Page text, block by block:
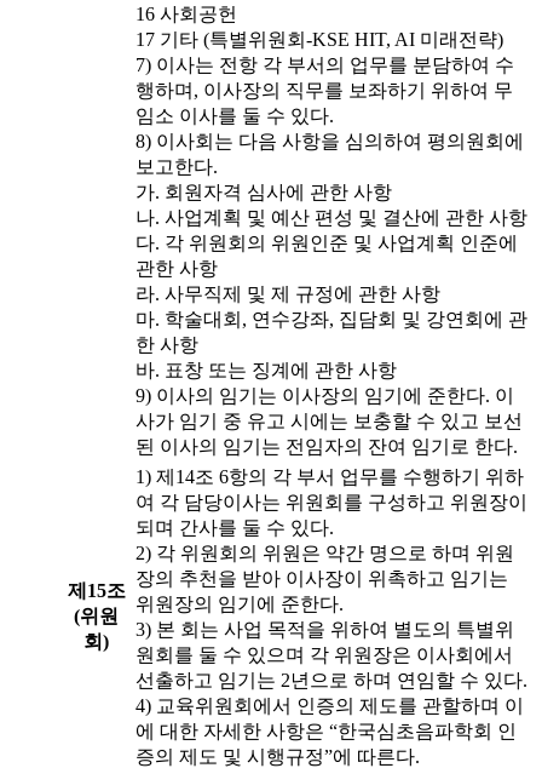
16 사회공헌
17 기타 (특별위원회-KSE HIT, AI 미래전략)
7) 이사는 전항 각 부서의 업무를 분담하여 수
행하며, 이사장의 직무를 보좌하기 위하여 무
임소 이사를 둘 수 있다.
8) 이사회는 다음 사항을 심의하여 평의원회에
보고한다.
가. 회원자격 심사에 관한 사항
나. 사업계획 및 예산 편성 및 결산에 관한 사항
다. 각 위원회의 위원인준 및 사업계획 인준에
관한 사항
라. 사무직제 및 제 규정에 관한 사항
마. 학술대회, 연수강좌, 집담회 및 강연회에 관
한 사항
바. 표창 또는 징계에 관한 사항
9) 이사의 임기는 이사장의 임기에 준한다. 이
사가 임기 중 유고 시에는 보충할 수 있고 보선
된 이사의 임기는 전임자의 잔여 임기로 한다.
제15조
(위원
회)
1) 제14조 6항의 각 부서 업무를 수행하기 위하
여 각 담당이사는 위원회를 구성하고 위원장이
되며 간사를 둘 수 있다.
2) 각 위원회의 위원은 약간 명으로 하며 위원
장의 추천을 받아 이사장이 위촉하고 임기는
위원장의 임기에 준한다.
3) 본 회는 사업 목적을 위하여 별도의 특별위
원회를 둘 수 있으며 각 위원장은 이사회에서
선출하고 임기는 2년으로 하며 연임할 수 있다.
4) 교육위원회에서 인증의 제도를 관할하며 이
에 대한 자세한 사항은 “한국심초음파학회 인
증의 제도 및 시행규정”에 따른다.